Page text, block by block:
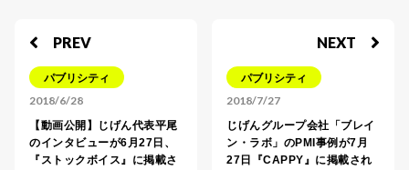
PREV
パブリシティ
2018/6/28
【動画公開】じげん代表平尾
のインタビューが6月27日、
『ストックボイス』に掲載さ
NEXT
パブリシティ
2018/7/27
じげんグループ会社「ブレイ
ン・ラボ」のPMI事例が7月
27日『CAPPY』に掲載され